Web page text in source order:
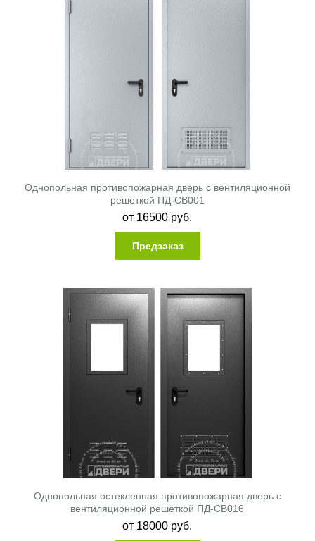
Однопольная противопожарная дверь с вентиляционной
решеткой ПД-СВ001
от 16500 руб.
Предзаказ
Однопольная остекленная противопожарная дверь с
вентиляционной решеткой ПД-СВ016
от 18000 руб.